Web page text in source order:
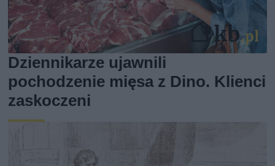
Dziennikarze ujawnili
pochodzenie mięsa z Dino. Klienci
zaskoczeni